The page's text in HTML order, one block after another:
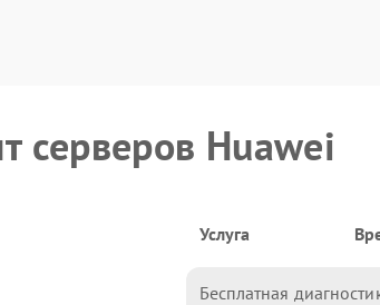
серверов Huawei
Услуга
Бесплатная